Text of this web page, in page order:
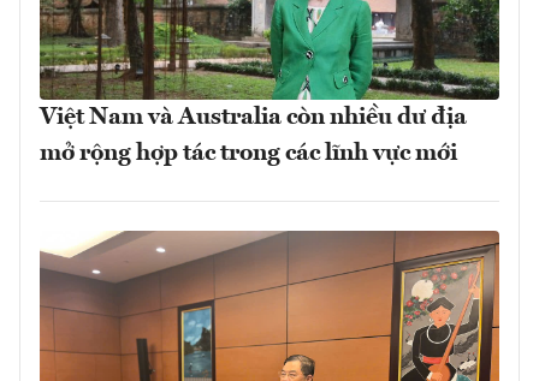
Việt Nam và Australia còn nhiều dư địa
mở rộng hợp tác trong các lĩnh vực mới